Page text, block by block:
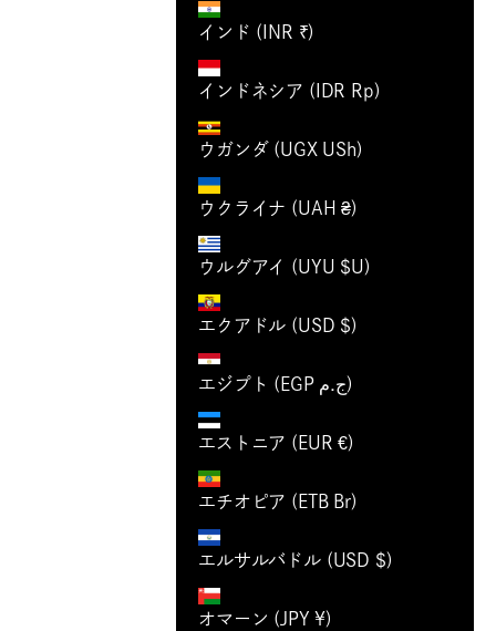
インド (INR ₹)
インドネシア (IDR Rp)
ウガンダ (UGX USh)
ウクライナ (UAH ₴)
ウルグアイ (UYU $U)
エクアドル (USD $)
エジプト (EGP ج.م)
エストニア (EUR €)
エチオピア (ETB Br)
エルサルバドル (USD $)
オマーン (JPY ¥)